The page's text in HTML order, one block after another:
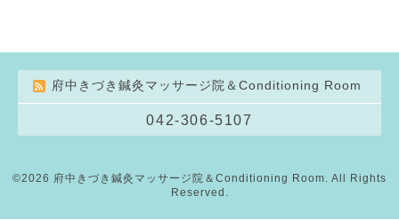
府中きづき鍼灸マッサージ院＆Conditioning Room
042-306-5107
©2026 府中きづき鍼灸マッサージ院＆Conditioning Room . All Rights
Reserved.